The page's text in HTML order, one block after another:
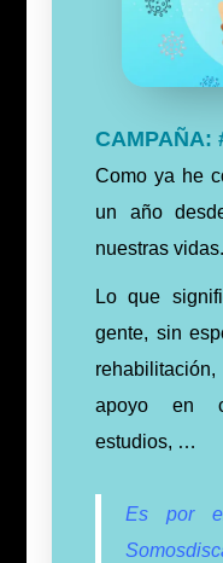
CAMPAÑA:
Como ya he
un año
nuestras vidas.
Lo que
gente, sin
apoyo en
estudios, …
Es por